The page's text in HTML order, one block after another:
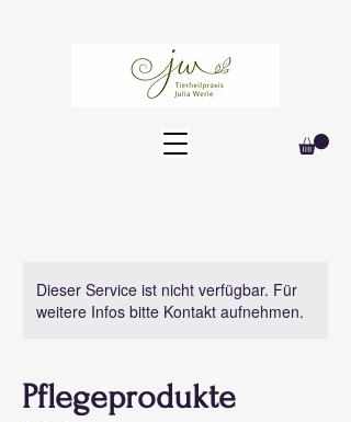
Dieser Service ist nicht verfügbar. Für
weitere Infos bitte Kontakt aufnehmen.
Pflegeprodukte